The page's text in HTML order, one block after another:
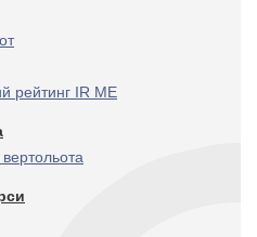
рейтинг IR ME